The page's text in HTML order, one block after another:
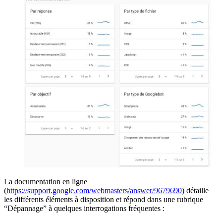
La documentation en ligne
(https://support.google.com/webmasters/answer/9679690) détaille
les différents éléments à disposition et répond dans une rubrique
“Dépannage” à quelques interrogations fréquentes :